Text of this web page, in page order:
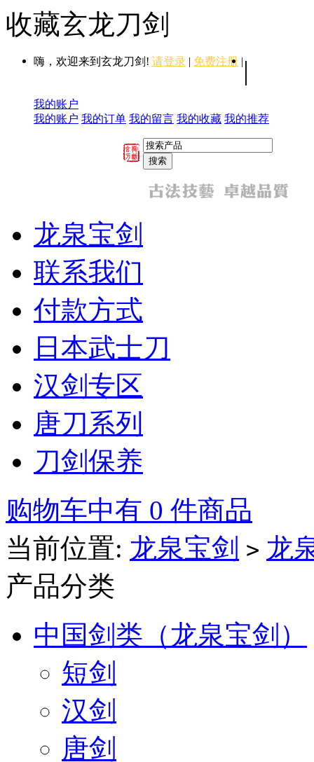
收藏玄龙刀剑
嗨，欢迎来到玄龙刀剑! 请登录 | 免费注册 | |
我的账户
我的账户 我的订单 我的留言 我的收藏 我的推荐
龙泉宝剑
联系我们
付款方式
日本武士刀
汉剑专区
唐刀系列
刀剑保养
购物车中有 0 件商品
当前位置: 龙泉宝剑 > 龙
产品分类
中国剑类（龙泉宝剑）
短剑
汉剑
唐剑